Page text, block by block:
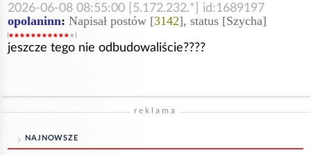
2026-06-08 08:55:00 [5.172.232.*] id:1689197
opolaninn: Napisał postów [3142], status [Szycha]
jeszcze tego nie odbudowaliście????
reklama
NAJNOWSZE